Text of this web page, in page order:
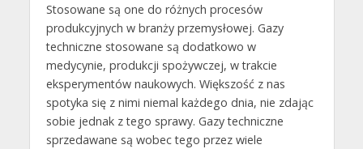
Stosowane są one do różnych procesów
produkcyjnych w branży przemysłowej. Gazy
techniczne stosowane są dodatkowo w
medycynie, produkcji spożywczej, w trakcie
eksperymentów naukowych. Większość z nas
spotyka się z nimi niemal każdego dnia, nie zdając
sobie jednak z tego sprawy. Gazy techniczne
sprzedawane są wobec tego przez wiele